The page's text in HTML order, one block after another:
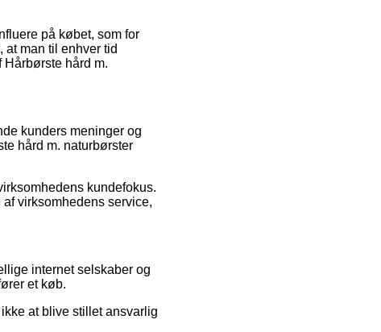
på købet, som for
at man til enhver tid
hård m.
kunders meninger og
hård m. naturbørster
kundefokus.
virksomhedens service,
internet selskaber og
et køb.
at blive stillet ansvarlig